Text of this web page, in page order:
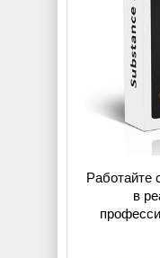
Работайте
в